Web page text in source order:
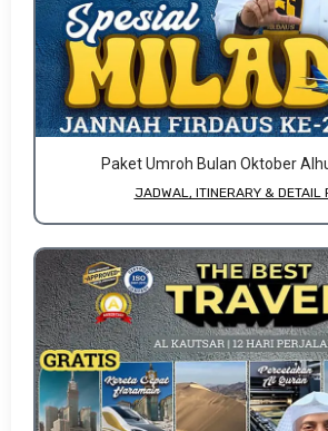
Paket Umroh Bulan Oktober
JADWAL, ITINERARY & DETAIL